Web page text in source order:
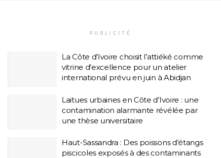
PUBLICITÉ
La Côte d’Ivoire choisit l’attiéké comme
vitrine d’excellence pour un atelier
international prévu en juin à Abidjan
Laitues urbaines en Côte d’Ivoire : une
contamination alarmante révélée par
une thèse universitaire
Haut-Sassandra : Des poissons d’étangs
piscicoles exposés à des contaminants